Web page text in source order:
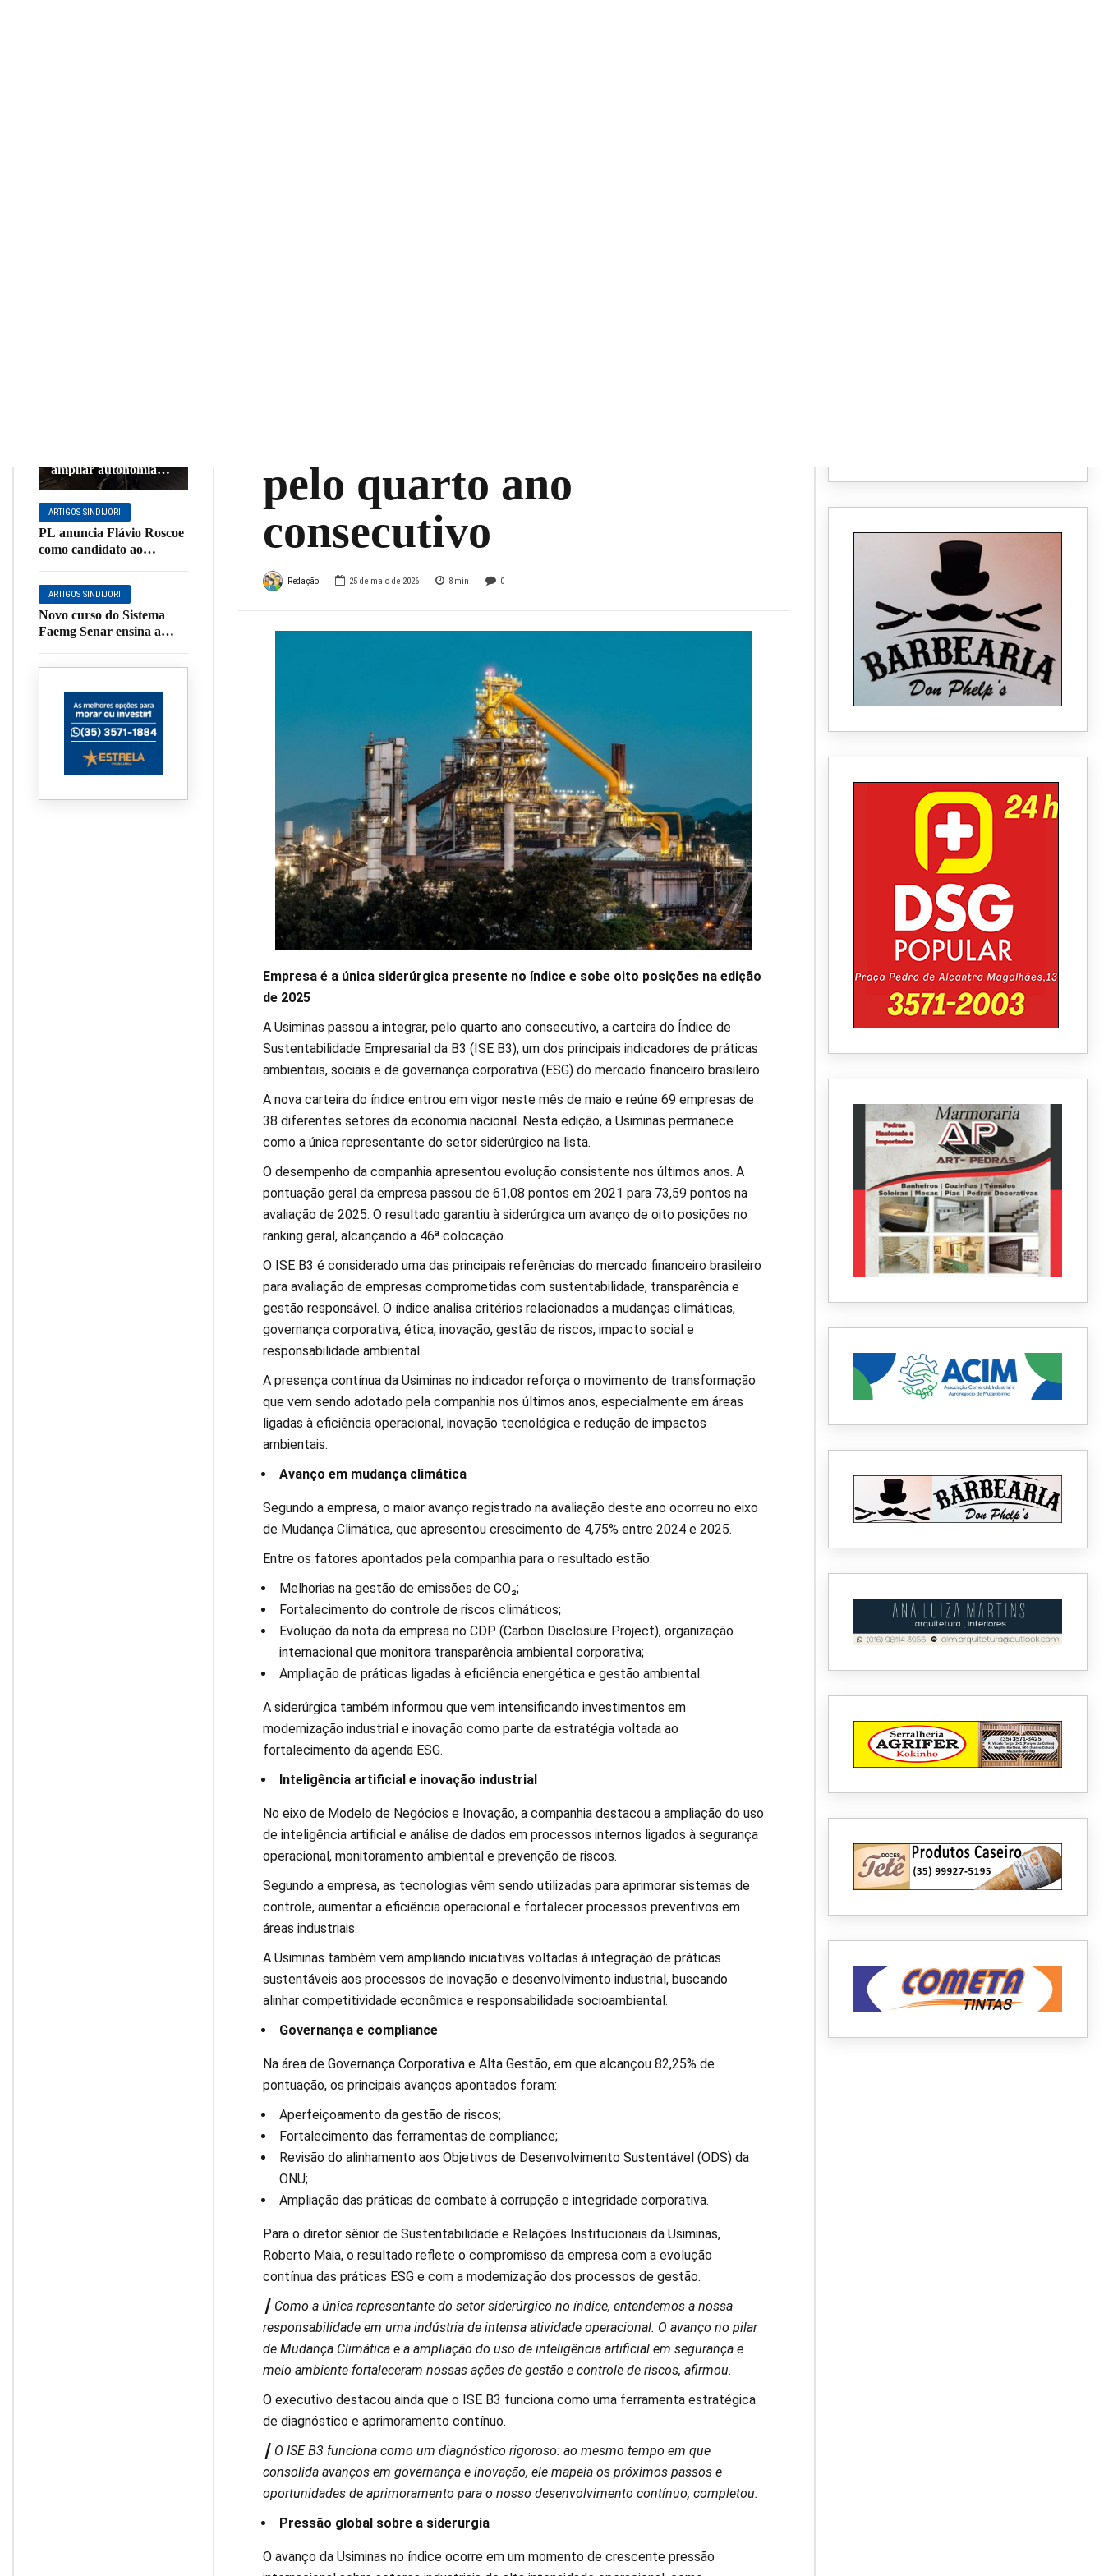
ampliar autonomia
tecnológica do Vale da
Eletrônica
ARTIGOS SINDIJORI
PL anuncia Flávio Roscoe
como candidato ao
ARTIGOS SINDIJORI
Novo curso do Sistema
Faemg Senar ensina a
infantis
pelo quarto ano
consecutivo
Redação 25 de maio de 2026 8 min 0
Empresa é a única siderúrgica presente no índice e sobe oito posições na edição
de 2025
A Usiminas passou a integrar, pelo quarto ano consecutivo, a carteira do Índice de
Sustentabilidade Empresarial da B3 (ISE B3), um dos principais indicadores de práticas
ambientais, sociais e de governança corporativa (ESG) do mercado financeiro brasileiro.
A nova carteira do índice entrou em vigor neste mês de maio e reúne 69 empresas de
38 diferentes setores da economia nacional. Nesta edição, a Usiminas permanece
como a única representante do setor siderúrgico na lista.
O desempenho da companhia apresentou evolução consistente nos últimos anos. A
pontuação geral da empresa passou de 61,08 pontos em 2021 para 73,59 pontos na
avaliação de 2025. O resultado garantiu à siderúrgica um avanço de oito posições no
ranking geral, alcançando a 46ª colocação.
O ISE B3 é considerado uma das principais referências do mercado financeiro brasileiro
para avaliação de empresas comprometidas com sustentabilidade, transparência e
gestão responsável. O índice analisa critérios relacionados a mudanças climáticas,
governança corporativa, ética, inovação, gestão de riscos, impacto social e
responsabilidade ambiental.
A presença contínua da Usiminas no indicador reforça o movimento de transformação
que vem sendo adotado pela companhia nos últimos anos, especialmente em áreas
ligadas à eficiência operacional, inovação tecnológica e redução de impactos
ambientais.
Avanço em mudança climática
Segundo a empresa, o maior avanço registrado na avaliação deste ano ocorreu no eixo
de Mudança Climática, que apresentou crescimento de 4,75% entre 2024 e 2025.
Entre os fatores apontados pela companhia para o resultado estão:
Melhorias na gestão de emissões de CO₂;
Fortalecimento do controle de riscos climáticos;
Evolução da nota da empresa no CDP (Carbon Disclosure Project), organização
internacional que monitora transparência ambiental corporativa;
Ampliação de práticas ligadas à eficiência energética e gestão ambiental.
A siderúrgica também informou que vem intensificando investimentos em
modernização industrial e inovação como parte da estratégia voltada ao
fortalecimento da agenda ESG.
Inteligência artificial e inovação industrial
No eixo de Modelo de Negócios e Inovação, a companhia destacou a ampliação do uso
de inteligência artificial e análise de dados em processos internos ligados à segurança
operacional, monitoramento ambiental e prevenção de riscos.
Segundo a empresa, as tecnologias vêm sendo utilizadas para aprimorar sistemas de
controle, aumentar a eficiência operacional e fortalecer processos preventivos em
áreas industriais.
A Usiminas também vem ampliando iniciativas voltadas à integração de práticas
sustentáveis aos processos de inovação e desenvolvimento industrial, buscando
alinhar competitividade econômica e responsabilidade socioambiental.
Governança e compliance
Na área de Governança Corporativa e Alta Gestão, em que alcançou 82,25% de
pontuação, os principais avanços apontados foram:
Aperfeiçoamento da gestão de riscos;
Fortalecimento das ferramentas de compliance;
Revisão do alinhamento aos Objetivos de Desenvolvimento Sustentável (ODS) da
ONU;
Ampliação das práticas de combate à corrupção e integridade corporativa.
Para o diretor sênior de Sustentabilidade e Relações Institucionais da Usiminas,
Roberto Maia, o resultado reflete o compromisso da empresa com a evolução
contínua das práticas ESG e com a modernização dos processos de gestão.
┃ Como a única representante do setor siderúrgico no índice, entendemos a nossa
responsabilidade em uma indústria de intensa atividade operacional. O avanço no pilar
de Mudança Climática e a ampliação do uso de inteligência artificial em segurança e
meio ambiente fortaleceram nossas ações de gestão e controle de riscos, afirmou.
O executivo destacou ainda que o ISE B3 funciona como uma ferramenta estratégica
de diagnóstico e aprimoramento contínuo.
┃ O ISE B3 funciona como um diagnóstico rigoroso: ao mesmo tempo em que
consolida avanços em governança e inovação, ele mapeia os próximos passos e
oportunidades de aprimoramento para o nosso desenvolvimento contínuo, completou.
Pressão global sobre a siderurgia
O avanço da Usiminas no índice ocorre em um momento de crescente pressão